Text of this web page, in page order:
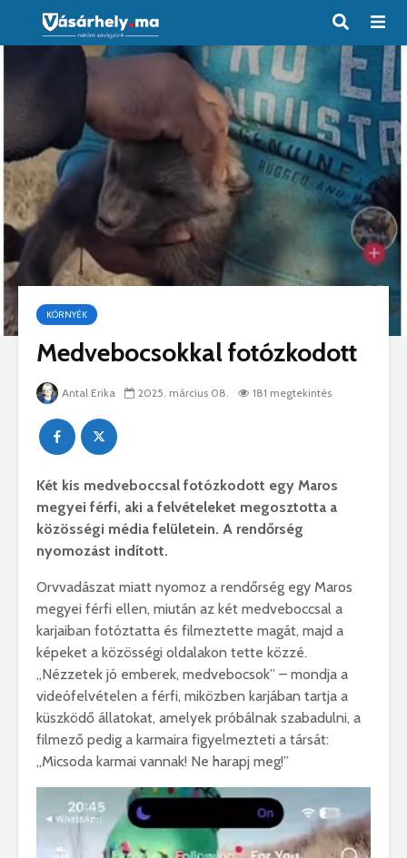
KÖRNYÉK
Medvebocsokkal fotózkodott
Antal Erika 2025. március 08. 181 megtekintés
Két kis medveboccsal fotózkodott egy Maros
megyei férfi, aki a felvételeket megosztotta a
közösségi média felületein. A rendőrség
nyomozást indított.
Orvvadászat miatt nyomoz a rendőrség egy Maros
megyei férfi ellen, miután az két medveboccsal a
karjaiban fotóztatta és filmeztette magát, majd a
képeket a közösségi oldalakon tette közzé.
,,Nézzetek jó emberek, medvebocsok” – mondja a
videófelvételen a férfi, miközben karjában tartja a
küszködő állatokat, amelyek próbálnak szabadulni, a
filmező pedig a karmaira figyelmezteti a társát:
„Micsoda karmai vannak! Ne harapj meg!”